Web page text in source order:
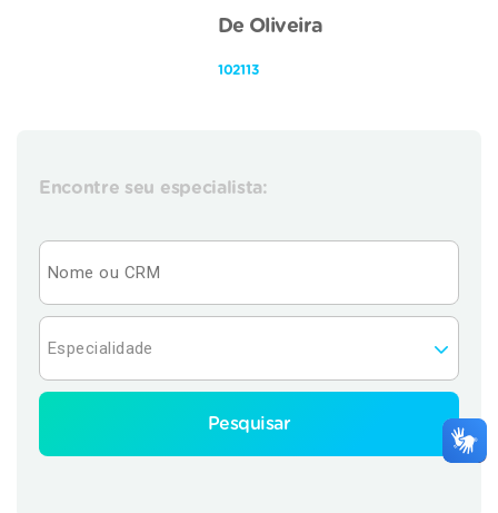
De Oliveira
102113
Encontre seu especialista:
Pesquisar